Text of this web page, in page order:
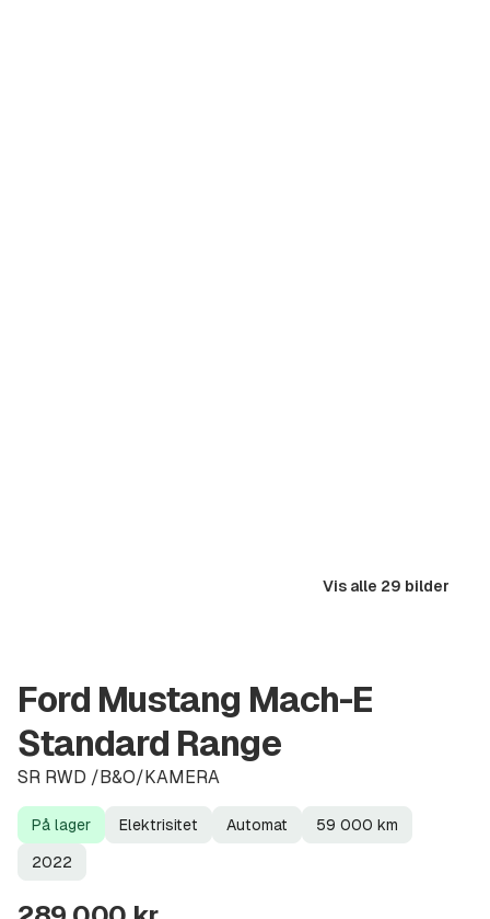
Vis alle 29 bilder
Ford Mustang Mach-E
Standard Range
SR RWD /B&O/KAMERA
Lagerstatus
På lager
Drivstoff
Elektrisitet
Girkasse
Automat
Kilometerstand
59 000 km
Modellår
2022